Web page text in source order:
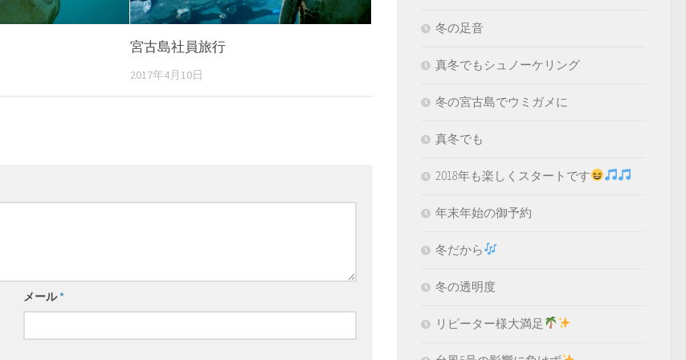
宮古島社員旅行
2017年4月10日
メール*
冬の足音
真冬でもシュノーケリング
冬の宮古島でウミガメに
真冬でも
2018年も楽しくスタートです
年末年始の御予約
冬だから
冬の透明度
リピーター様大満足